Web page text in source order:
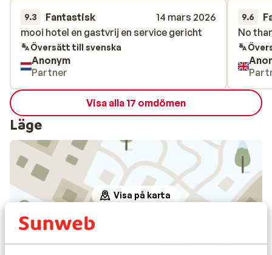
9.3 Fantastisk
14 mars 2026
mooi hotel en gastvrij en service gericht
mooi hotel en gastvrij en service gericht
Översätt till svenska
Anonym
Partner
9.6
No
No
Visa alla 17 omdömen
Läge
Visa på karta